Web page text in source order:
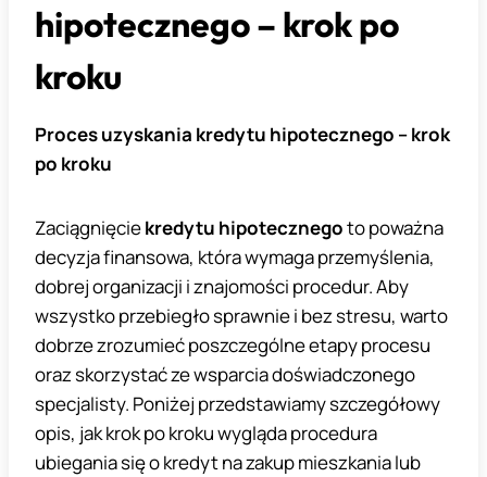
hipotecznego – krok po
kroku
Proces uzyskania kredytu hipotecznego – krok
po kroku
Zaciągnięciekredytu hipotecznegoto poważna
decyzja finansowa, która wymaga przemyślenia,
dobrej organizacji i znajomości procedur. Aby
wszystko przebiegło sprawnie i bez stresu, warto
dobrze zrozumieć poszczególne etapy procesu
oraz skorzystać ze wsparcia doświadczonego
specjalisty. Poniżej przedstawiamy szczegółowy
opis, jak krok po kroku wygląda procedura
ubiegania się o kredyt na zakup mieszkania lub